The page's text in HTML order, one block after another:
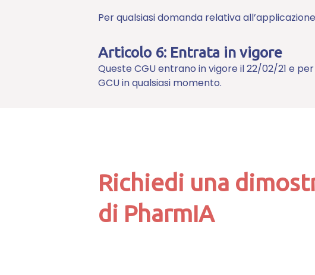
Per qualsiasi domanda relativa
Articolo 6: Entrata in vigore
Queste CGU entrano in vigore il 22/02/21 e
GCU in qualsiasi momento.
Richiedi una
di PharmIA